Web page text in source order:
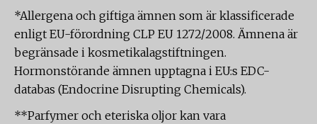
*Allergena och giftiga ämnen som är klassificerade
enligt EU-förordning CLP EU 1272/2008. Ämnena är
begränsade i kosmetikalagstiftningen.
Hormonstörande ämnen upptagna i EU:s EDC-
databas (Endocrine Disrupting Chemicals).
**Parfymer och eteriska oljor kan vara